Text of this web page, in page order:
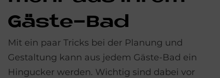
Gä­ste-Bad
Mit ein paar Tricks bei der Planung und
Gestaltung kann aus jedem Gäste-Bad ein
Hingucker werden. Wichtig sind dabei vor